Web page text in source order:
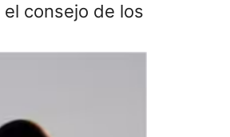
consejo de los